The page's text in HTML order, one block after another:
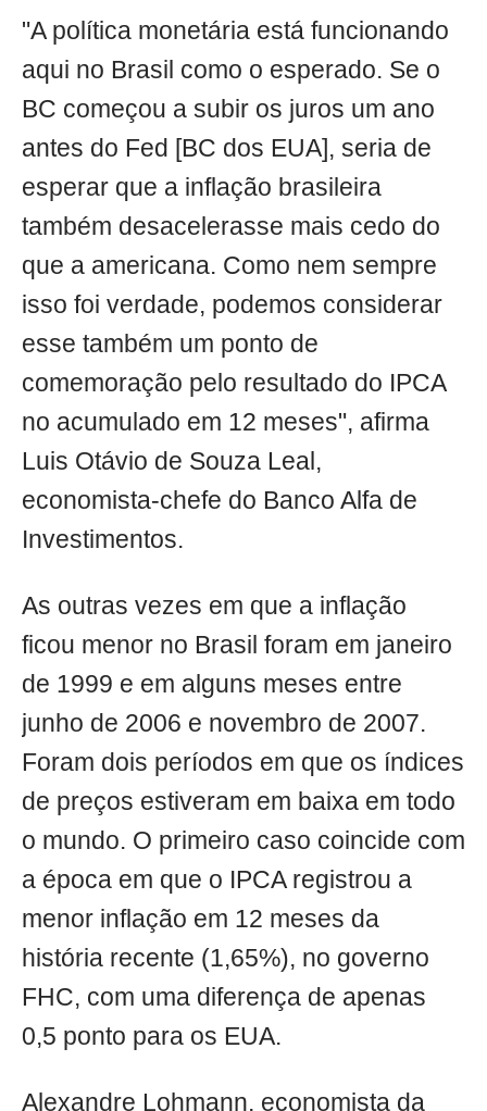
"A política monetária está funcionando
aqui no Brasil como o esperado. Se o
BC começou a subir os juros um ano
antes do Fed [BC dos EUA], seria de
esperar que a inflação brasileira
também desacelerasse mais cedo do
que a americana. Como nem sempre
isso foi verdade, podemos considerar
esse também um ponto de
comemoração pelo resultado do IPCA
no acumulado em 12 meses", afirma
Luis Otávio de Souza Leal,
economista-chefe do Banco Alfa de
Investimentos.
As outras vezes em que a inflação
ficou menor no Brasil foram em janeiro
de 1999 e em alguns meses entre
junho de 2006 e novembro de 2007.
Foram dois períodos em que os índices
de preços estiveram em baixa em todo
o mundo. O primeiro caso coincide com
a época em que o IPCA registrou a
menor inflação em 12 meses da
história recente (1,65%), no governo
FHC, com uma diferença de apenas
0,5 ponto para os EUA.
Alexandre Lohmann, economista da